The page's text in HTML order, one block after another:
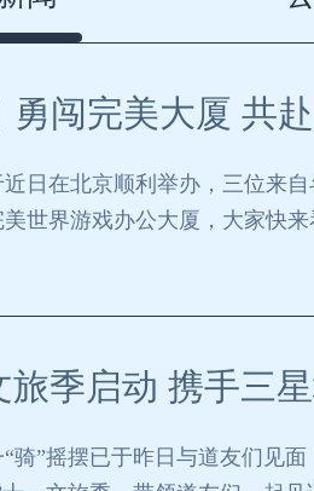
勇闯完美大厦 共
近日在北京顺利举办，三位来
世界游戏办公大厦，大家快来
旅季启动 携手三
“骑”摇摆已于昨日与道友们见